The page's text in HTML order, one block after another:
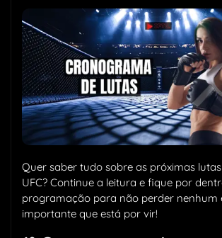
Quer saber tudo sobre as próximas
UFC? Continue a leitura e fique por
programação para não perder nenhum
importante que está por vir!